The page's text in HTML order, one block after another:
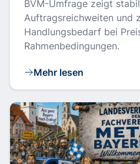
BVM-Umfrage zeigt
Auftragsreichweiten und
Handlungsbedarf bei
Rahmenbedingungen.
Mehr lesen